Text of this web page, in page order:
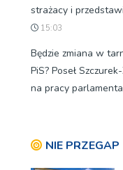
strażacy i
15:03
Będzie zmiana w
PiS? Poseł
na pracy
NIE PRZEGAP